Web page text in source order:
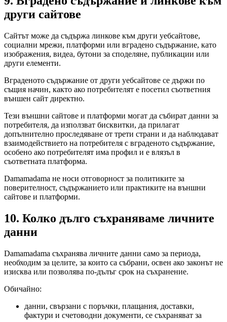
други сайтове
Сайтът може да съдържа линкове към други уебсайтове,
социални мрежи, платформи или вградено съдържание, като
изображения, видеа, бутони за споделяне, публикации или
други елементи.
Вграденото съдържание от други уебсайтове се държи по
същия начин, както ако потребителят е посетил съответния
външен сайт директно.
Тези външни сайтове и платформи могат да събират данни за
потребителя, да използват бисквитки, да прилагат
допълнително проследяване от трети страни и да наблюдават
взаимодействието на потребителя с вграденото съдържание,
особено ако потребителят има профил и е влязъл в
съответната платформа.
Damamadama не носи отговорност за политиките за
поверителност, съдържанието или практиките на външни
сайтове и платформи.
10. Колко дълго съхраняваме личните
данни
Damamadama съхранява личните данни само за периода,
необходим за целите, за които са събрани, освен ако законът не
изисква или позволява по-дълъг срок на съхранение.
Обичайно:
данни, свързани с поръчки, плащания, доставки,
фактури и счетоводни документи, се съхраняват за